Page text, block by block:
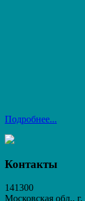
Подробнее...
Контакты
141300
Московская обл.,